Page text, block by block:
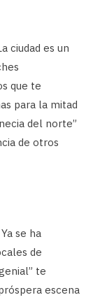
ciudad es un
que te
para la mitad
del norte”
de otros
se ha
de
te
escena